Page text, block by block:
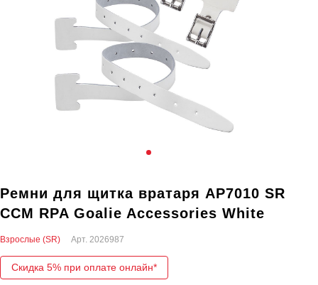
Ремни для щитка вратаря AP7010 SR
CCM RPA Goalie Accessories White
Взрослые (SR) Арт. 2026987
Скидка 5% при оплате онлайн*